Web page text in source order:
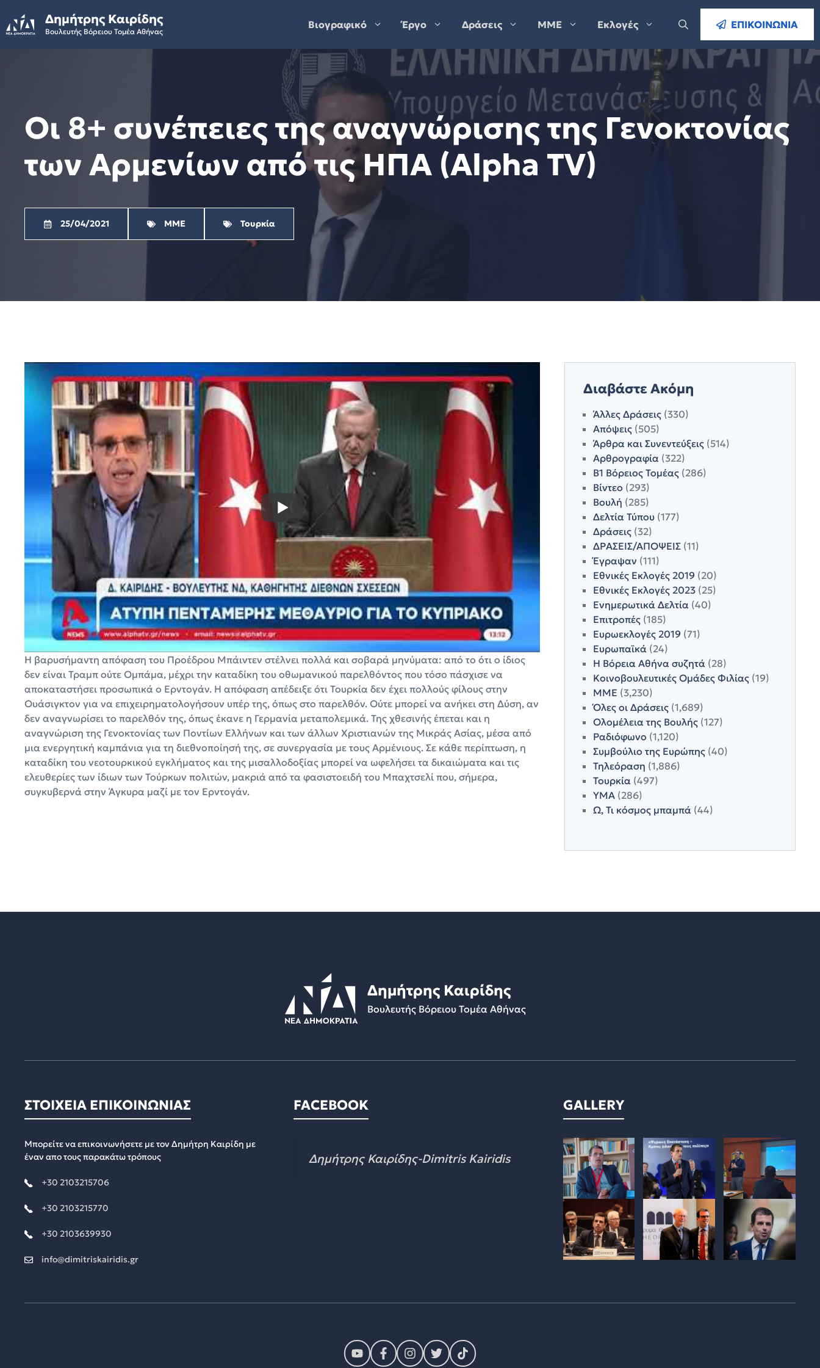
to
content
Δημήτρης Καιρίδης
Βουλευτής Βόρειου Τομέα Αθήνας
Βιογραφικό Έργο Δράσεις ΜΜΕ Εκλογές ΕΠΙΚΟΙΝΩΝΙΑ
Οι 8+ συνέπειες της αναγνώρισης της Γενοκτονίας
των Αρμενίων από τις ΗΠΑ (Alpha TV)
25/04/2021 ΜΜΕ Τουρκία
Η βαρυσήμαντη απόφαση του Προέδρου Μπάιντεν στέλνει πολλά και σοβαρά μηνύματα: από το ότι ο ίδιος
δεν είναι Τραμπ ούτε Ομπάμα, μέχρι την καταδίκη του οθωμανικού παρελθόντος που τόσο πάσχισε να
αποκαταστήσει προσωπικά ο Ερντογάν. Η απόφαση απέδειξε ότι Τουρκία δεν έχει πολλούς φίλους στην
Ουάσιγκτον για να επιχειρηματολογήσουν υπέρ της, όπως στο παρελθόν. Ούτε μπορεί να ανήκει στη Δύση, αν
δεν αναγνωρίσει το παρελθόν της, όπως έκανε η Γερμανία μεταπολεμικά. Της χθεσινής έπεται και η
αναγνώριση της Γενοκτονίας των Ποντίων Ελλήνων και των άλλων Χριστιανών της Μικράς Ασίας, μέσα από
μια ενεργητική καμπάνια για τη διεθνοποίησή της, σε συνεργασία με τους Αρμένιους. Σε κάθε περίπτωση, η
καταδίκη του νεοτουρκικού εγκλήματος και της μισαλλοδοξίας μπορεί να ωφελήσει τα δικαιώματα και τις
ελευθερίες των ίδιων των Τούρκων πολιτών, μακριά από τα φασιστοειδή του Μπαχτσελί που, σήμερα,
συγκυβερνά στην Άγκυρα μαζί με τον Ερντογάν.
Διαβάστε Ακόμη
Άλλες Δράσεις(330)
Απόψεις(505)
Άρθρα και Συνεντεύξεις(514)
Αρθρογραφία(322)
Β1 Βόρειος Τομέας(286)
Βίντεο (293)
Βουλή (285)
Δελτία Τύπου(177)
Δράσεις(32)
ΔΡΑΣΕΙΣ/ΑΠΟΨΕΙΣ(11)
Έγραψαν (111)
Εθνικές Εκλογές 2019 (20)
Εθνικές Εκλογές 2023(25)
Ενημερωτικά Δελτία(40)
Επιτροπές(185)
Ευρωεκλογές 2019 (71)
Ευρωπαϊκά(24)
Η Βόρεια Αθήνα συζητά(28)
Κοινοβουλευτικές Ομάδες Φιλίας(19)
ΜΜΕ (3,230)
Όλες οι Δράσεις(1,689)
Ολομέλεια της Βουλής(127)
Ραδιόφωνο (1,120)
Συμβούλιο της Ευρώπης(40)
Τηλεόραση (1,886)
Τουρκία(497)
ΥΜΑ(286)
Ω, Τι κόσμος μπαμπά(44)
Δημήτρης Καιρίδης
Βουλευτής Βόρειου Τομέα Αθήνας
ΣΤΟΙΧΕΙΑ ΕΠΙΚΟΙΝΩΝΙΑΣ
Μπορείτε να επικοινωνήσετε με τον Δημήτρη Καιρίδη με
έναν απο τους παρακάτω τρόπους
+30 2103215706
+30 2103215770
+30 2103639930
info@dimitriskairidis.gr
FACEBOOK
Δημήτρης Καιρίδης-Dimitris Kairidis
GALLERY